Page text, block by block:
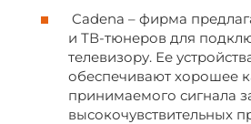
Cadena – фирма
и ТВ-тюнеров для
телевизору. Ее
обеспечивают хорошее
принимаемого сигнала
высокочувствительных